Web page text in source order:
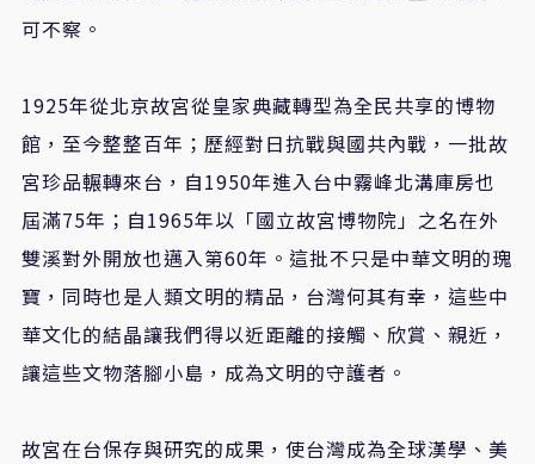
可不察。
1925年從北京故宮從皇家典藏轉型為全民共享的博物
館，至今整整百年；歷經對日抗戰與國共內戰，一批故
宮珍品輾轉來台，自1950年進入台中霧峰北溝庫房也
屆滿75年；自1965年以「國立故宮博物院」之名在外
雙溪對外開放也邁入第60年。這批不只是中華文明的瑰
寶，同時也是人類文明的精品，台灣何其有幸，這些中
華文化的結晶讓我們得以近距離的接觸、欣賞、親近，
讓這些文物落腳小島，成為文明的守護者。
故宮在台保存與研究的成果，使台灣成為全球漢學、美